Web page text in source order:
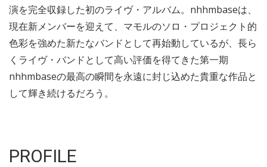
演を完全収録した初のライヴ・アルバム。nhhmbaseは、
現在新メンバーを迎えて、マモルのソロ・プロジェクト的
色彩を強めた新たなバンドとして再始動しているが、長ら
くライヴ・バンドとして高い評価を得てきた第一期
nhhmbaseの最高の瞬間を永遠に封じ込めた貴重な作品と
して輝き続けるだろう。
PROFILE